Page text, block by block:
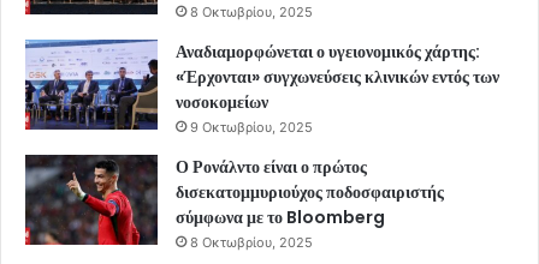
8 Οκτωβρίου, 2025
Αναδιαμορφώνεται ο υγειονομικός χάρτης:
«Έρχονται» συγχωνεύσεις κλινικών εντός των
νοσοκομείων
9 Οκτωβρίου, 2025
Ο Ρονάλντο είναι ο πρώτος
δισεκατομμυριούχος ποδοσφαιριστής
σύμφωνα με το Bloomberg
8 Οκτωβρίου, 2025